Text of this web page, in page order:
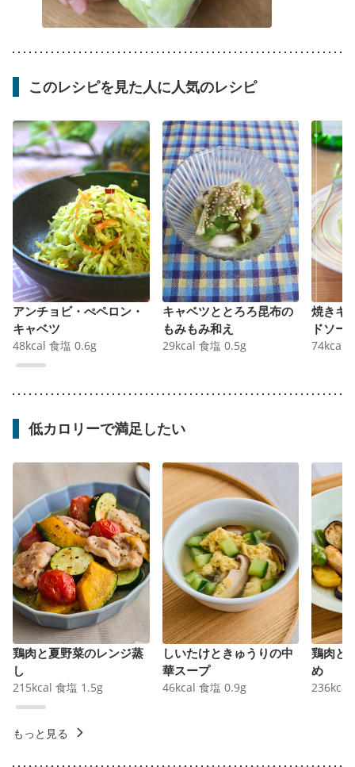
このレシピを見た人に人気のレシピ
アンチョビ・ぺペロン・
キャベツ
48kcal 食塩 0.6g
キャベツととろろ昆布の
もみもみ和え
29kcal 食塩 0.5g
焼きキ
ドソー
74kcal
低カロリーで満足したい
鶏肉と夏野菜のレンジ蒸
し
215kcal 食塩 1.5g
しいたけときゅうりの中
華スープ
46kcal 食塩 0.9g
鶏肉と
め
236kcal
もっと見る